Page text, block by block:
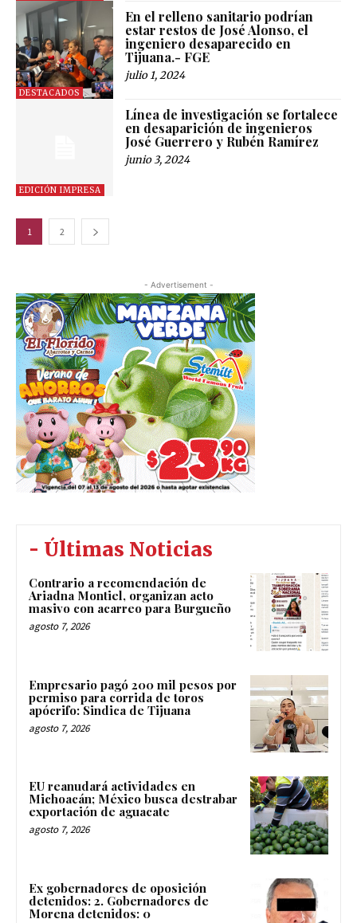
DESTACADOS
En el relleno sanitario podrían
estar restos de José Alonso, el
ingeniero desaparecido en
Tijuana.- FGE
julio 1, 2024
EDICIÓN IMPRESA
Línea de investigación se fortalece
en desaparición de ingenieros
José Guerrero y Rubén Ramírez
junio 3, 2024
1 2
- Advertisement -
- Últimas Noticias
Contrario a recomendación de
Ariadna Montiel, organizan acto
masivo con acarreo para Burgueño
agosto 7, 2026
Empresario pagó 200 mil pesos por
permiso para corrida de toros
apócrifo: Sindica de Tijuana
agosto 7, 2026
EU reanudará actividades en
Michoacán; México busca destrabar
exportación de aguacate
agosto 7, 2026
Ex gobernadores de oposición
detenidos: 2. Gobernadores de
Morena detenidos: 0